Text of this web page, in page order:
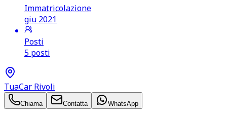
Immatricolazione
giu 2021
Posti
5 posti
TuaCar Rivoli
Chiama Contatta WhatsApp